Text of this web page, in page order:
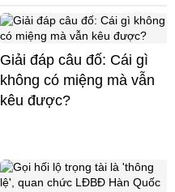
Giải đáp câu đố: Cái gì
không có miệng mà vẫn
kêu được?